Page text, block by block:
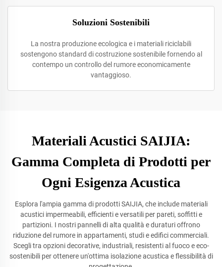
Soluzioni Sostenibili
La nostra produzione ecologica e i materiali riciclabili
sostengono standard di costruzione sostenibile fornendo al
contempo un controllo del rumore economicamente
vantaggioso.
Materiali Acustici SAIJIA:
Gamma Completa di Prodotti per
Ogni Esigenza Acustica
Esplora l'ampia gamma di prodotti SAIJIA, che include materiali
acustici impermeabili, efficienti e versatili per pareti, soffitti e
partizioni. I nostri pannelli di alta qualità e duraturi offrono
riduzione del rumore in appartamenti, studi e edifici commerciali.
Scegli tra opzioni decorative, industriali, resistenti al fuoco e eco-
sostenibili per ottenere un'ottima isolazione acustica e flessibilità di